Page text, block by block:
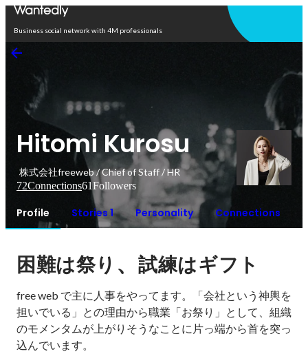
Business social network with 4M professionals
Hitomi Kurosu
株式会社freeweb / Chief of Staff / HR
72Connections61Followers
Profile Stories 1 Personality Connections
困難は祭り 、試練はギフト
free web で主に人事をやってます。「会社という神輿を
担いでいる」との理由から職業「お祭り」として、組織
のモメンタムが上がりそうなことに片っ端から首を突っ
込んでいます。